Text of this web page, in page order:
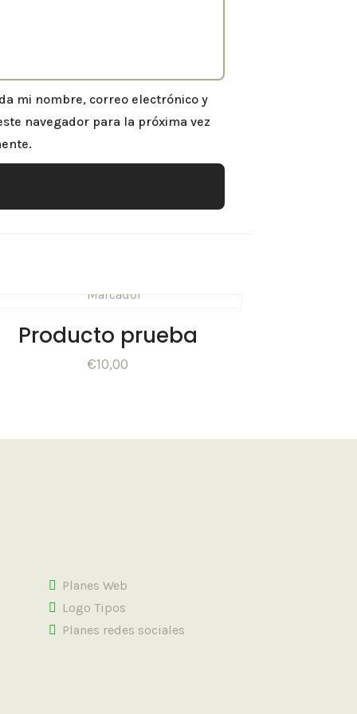
mi nombre, correo electrónico y
navegador para la próxima vez
Producto prueba
€10,00
Planes Web
Logo Tipos
Planes redes sociales